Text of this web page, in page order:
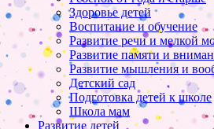
Здоровье детей
Воспитание и обучение
Развитие речи и мелкой
Развитие памяти и
Развитие мышления и
Детский сад
Подготовка детей к школе
Школа мам
Развитие детей